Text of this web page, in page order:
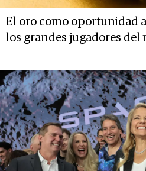
El oro como oportunidad
los grandes jugadores del